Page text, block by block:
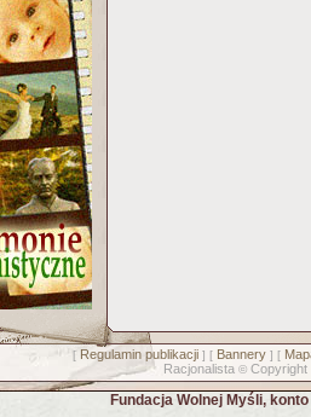
[ Regulamin publikacji] [ Bannery] [
Racjonalista © Copyright
Fundacja Wolnej Myśli,